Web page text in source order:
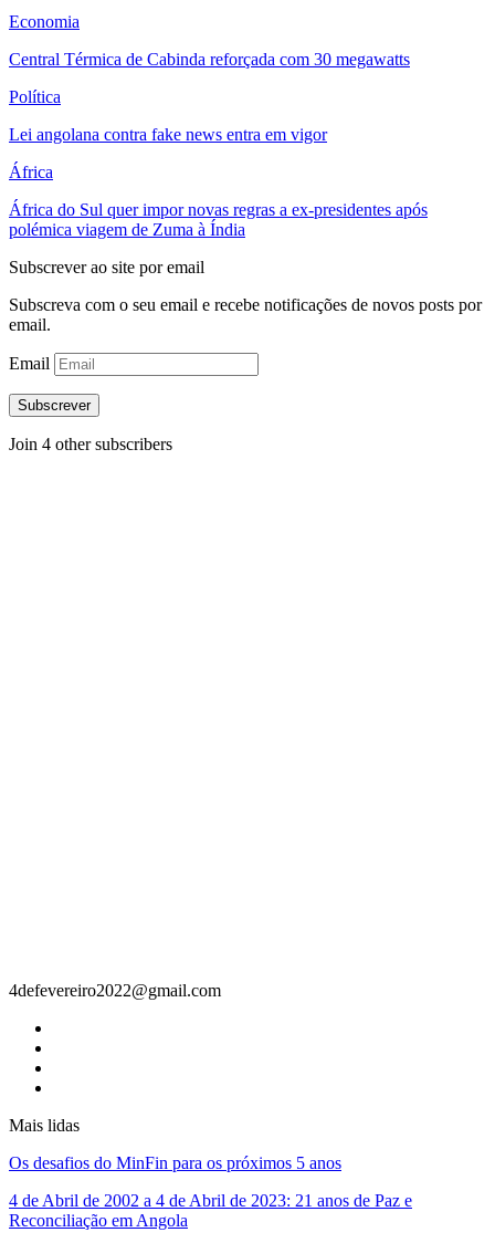
Economia
Central Térmica de Cabinda reforçada com 30 megawatts
Política
Lei angolana contra fake news entra em vigor
África
África do Sul quer impor novas regras a ex-presidentes após
polémica viagem de Zuma à Índia
Subscrever ao site por email
Subscreva com o seu email e recebe notificações de novos posts por
email.
Email
Subscrever
Join 4 other subscribers
4defevereiro2022@gmail.com
Mais lidas
Os desafios do MinFin para os próximos 5 anos
4 de Abril de 2002 a 4 de Abril de 2023: 21 anos de Paz e
Reconciliação em Angola